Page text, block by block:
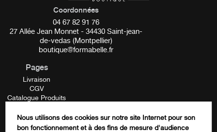
Coordonnées
04 67 82 91 76
27 Allée Jean Monnet - 34430 Saint-jean-
de-vedas (Montpellier)
boutique@formabelle.fr
Pages
Livraison
CGV
Catalogue Produits
Contactez-nous
FORMATION
Nous utilisons des cookies sur notre site Internet pour son
bon fonctionnement et à des fins de mesure d'audience